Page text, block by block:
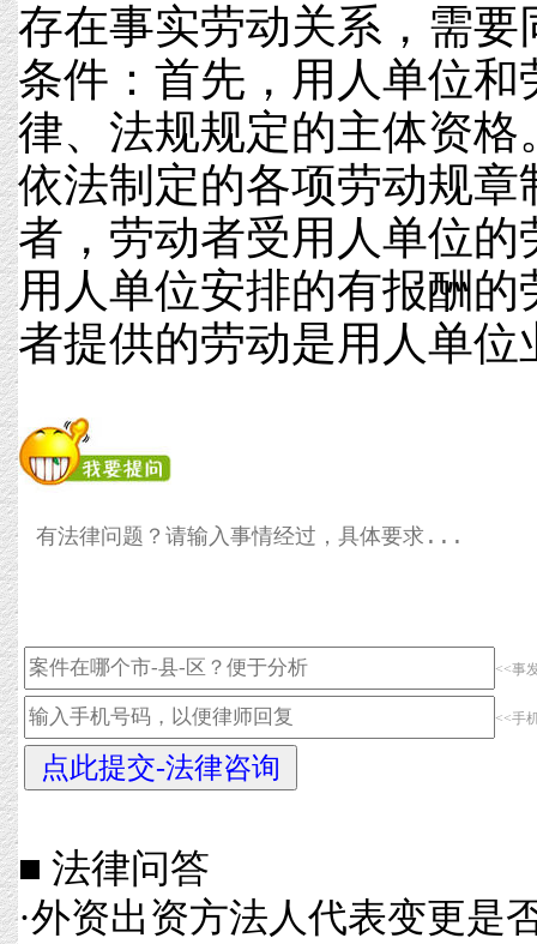
存在事实劳动关系，需要
条件：首先，用人单位和
律、法规规定的主体资格
依法制定的各项劳动规章
者，劳动者受用人单位
用人单位安排的有报酬
者提供的劳动是用人单
<<事
<<手
■ 法律问答
·外资出资方法人代表变更是